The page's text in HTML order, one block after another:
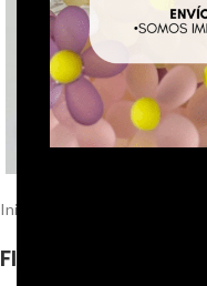
Click to enlarge
Inicio
FIMUS FUCSIA